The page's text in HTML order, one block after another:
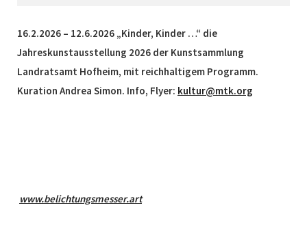
16.2.2026 – 12.6.2026 „Kinder, Kinder …“ die
Jahreskunstausstellung 2026 der Kunstsammlung
Landratsamt Hofheim, mit reichhaltigem Programm.
Kuration Andrea Simon. Info, Flyer: kultur@mtk.org
www.belichtungsmesser.art